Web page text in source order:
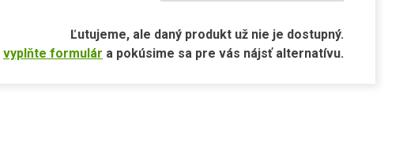
Ľutujeme, ale daný produkt už nie je dostupný.
vyplňte formulár a pokúsime sa pre vás nájsť alternatívu.